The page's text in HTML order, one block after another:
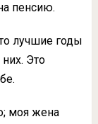
пенсию.
лучшие годы
Это
моя жена